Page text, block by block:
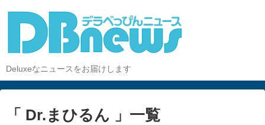
Deluxeなニュースをお届けします
「 Dr.まひるん 」一覧